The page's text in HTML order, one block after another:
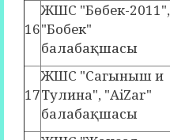
16
ЖШС "Бөбек-2011",
"Бобек"
балабақшасы
17
ЖШС "Сагыныш и
Тулина", "AiZar"
балабақшасы